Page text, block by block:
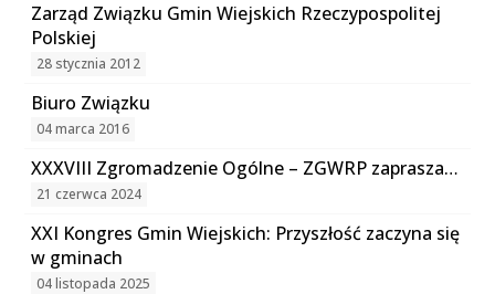
Zarząd Związku Gmin Wiejskich Rzeczypospolitej
Polskiej
28 stycznia 2012
Biuro Związku
04 marca 2016
XXXVIII Zgromadzenie Ogólne – ZGWRP zaprasza…
21 czerwca 2024
XXI Kongres Gmin Wiejskich: Przyszłość zaczyna się
w gminach
04 listopada 2025